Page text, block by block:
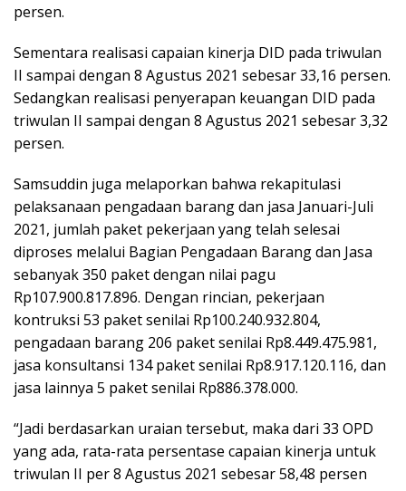
persen.
Sementara realisasi capaian kinerja DID pada triwulan
II sampai dengan 8 Agustus 2021 sebesar 33,16 persen.
Sedangkan realisasi penyerapan keuangan DID pada
triwulan II sampai dengan 8 Agustus 2021 sebesar 3,32
persen.
Samsuddin juga melaporkan bahwa rekapitulasi
pelaksanaan pengadaan barang dan jasa Januari-Juli
2021, jumlah paket pekerjaan yang telah selesai
diproses melalui Bagian Pengadaan Barang dan Jasa
sebanyak 350 paket dengan nilai pagu
Rp107.900.817.896. Dengan rincian, pekerjaan
kontruksi 53 paket senilai Rp100.240.932.804,
pengadaan barang 206 paket senilai Rp8.449.475.981,
jasa konsultansi 134 paket senilai Rp8.917.120.116, dan
jasa lainnya 5 paket senilai Rp886.378.000.
“Jadi berdasarkan uraian tersebut, maka dari 33 OPD
yang ada, rata-rata persentase capaian kinerja untuk
triwulan II per 8 Agustus 2021 sebesar 58,48 persen